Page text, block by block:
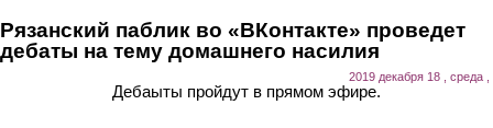
Рязанский паблик во «ВКонтакте» проведет
дебаты на тему домашнего насилия
2019 декабря 18 , среда ,
Дебаыты пройдут в прямом эфире.